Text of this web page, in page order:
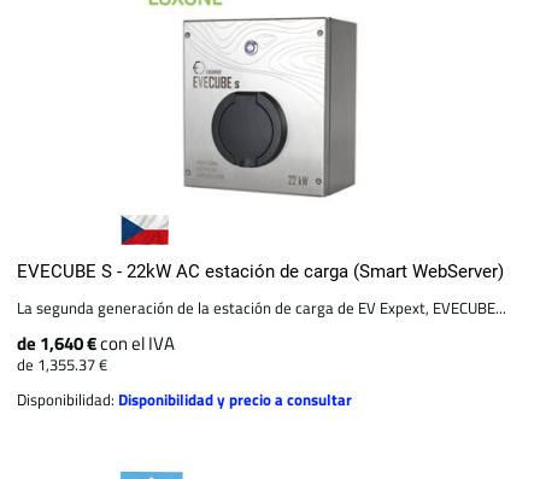
EVECUBE S - 22kW AC estación de carga (Smart WebServer)
La segunda generación de la estación de carga de EV Expext, EVECUBE...
de 1,640 €con el IVA
de 1,355.37 €
Disponibilidad: Disponibilidad y precio a consultar